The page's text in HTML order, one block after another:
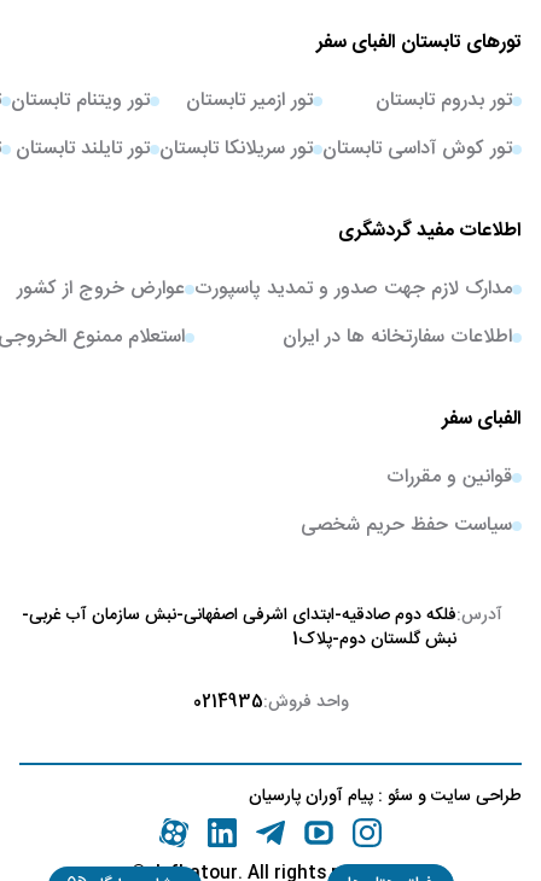
تورهای تابستان الفبای سفر
تور بدروم تابستان
تور کوش آداسی تابستان
تور ازمیر تابستان
تور سریلانکا تابستان
تور ویتنام تابستان
تور تایلند تابستان
اطلاعات مفید گردشگری
مدارک لازم جهت صدور و تمدید پاسپورت
اطلاعات سفارتخانه ها در ایران
عوارض خروج از کشور
استعلام ممنوع
الفبای سفر
قوانین و مقررات
سیاست حفظ حریم شخصی
آدرس:فلکه دوم صادقیه-ابتدای اشرفی اصفهانی-نبش سازمان آب غربی-
نبش گلستان دوم-پلاک1
واحد فروش:0214935
طراحی سایتوسئو : پیام آوران پارسیان
.alefbatour. All rights reserved
©